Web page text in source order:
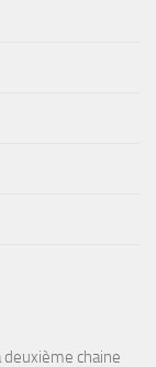
deuxième chaine